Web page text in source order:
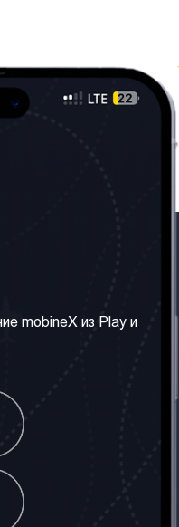
Правила и Условия
Часто задаваемые
вопросы
Социальные сети
mobineX из Play и